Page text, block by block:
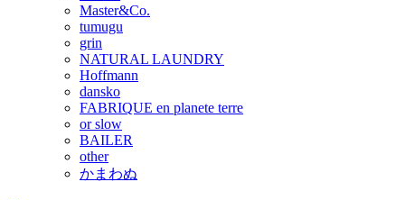
Master&Co.
tumugu
grin
NATURAL LAUNDRY
Hoffmann
dansko
FABRIQUE en planete terre
or slow
BAILER
other
かまわぬ